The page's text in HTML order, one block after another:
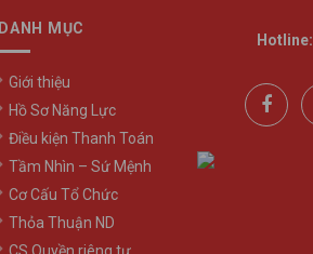
DANH MỤC
Giới thiệu
Hồ Sơ Năng Lực
Điều kiện Thanh Toán
Tầm Nhìn – Sứ Mệnh
Cơ Cấu Tổ Chức
Thỏa Thuận ND
Hotline: